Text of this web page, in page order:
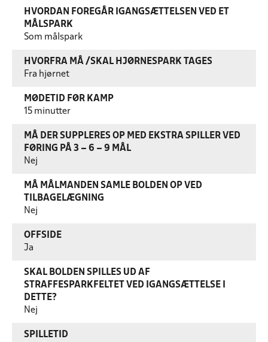
HVORDAN FOREGÅR IGANGSÆTTELSEN VED ET
MÅLSPARK
Som målspark
HVORFRA MÅ /SKAL HJØRNESPARK TAGES
Fra hjørnet
MØDETID FØR KAMP
15 minutter
MÅ DER SUPPLERES OP MED EKSTRA SPILLER VED
FØRING PÅ 3 – 6 – 9 MÅL
Nej
MÅ MÅLMANDEN SAMLE BOLDEN OP VED
TILBAGELÆGNING
Nej
OFFSIDE
Ja
SKAL BOLDEN SPILLES UD AF
STRAFFESPARKFELTET VED IGANGSÆTTELSE I
DETTE?
Nej
SPILLETID